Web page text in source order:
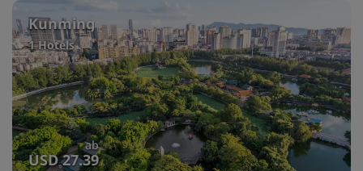
Kunming
1 Hotels
ab
USD 27.39